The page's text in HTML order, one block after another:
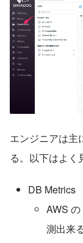
エンジニアは主
る。以下はよく
DB Metrics
AWS
測出来